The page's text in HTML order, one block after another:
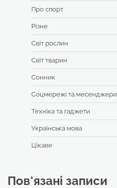
Про спорт
Різне
Світ рослин
Світ тварин
Сонник
Соцмережі та месенджери
Техніка та гаджети
Українська мова
Цікаве
Пов'язані записи